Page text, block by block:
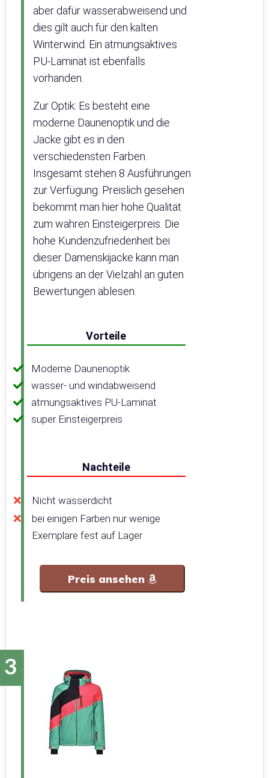
aber dafür wasserabweisend und
dies gilt auch für den kalten
Winterwind. Ein atmungsaktives
PU-Laminat ist ebenfalls
vorhanden.
Zur Optik: Es besteht eine
moderne Daunenoptik und die
Jacke gibt es in den
verschiedensten Farben.
Insgesamt stehen 8 Ausführungen
zur Verfügung. Preislich gesehen
bekommt man hier hohe Qualität
zum wahren Einsteigerpreis. Die
hohe Kundenzufriedenheit bei
dieser Damenskijacke kann man
übrigens an der Vielzahl an guten
Bewertungen ablesen.
Vorteile
Moderne Daunenoptik
wasser- und windabweisend
atmungsaktives PU-Laminat
super Einsteigerpreis
Nachteile
Nicht wasserdicht
bei einigen Farben nur wenige
Exemplare fest auf Lager
Preis ansehen